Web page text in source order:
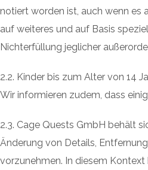
notiert worden ist, auch wenn es
auf weiteres und auf Basis
Nichterfüllung jeglicher
2.2. Kinder bis zum Alter von 14
Wir informieren zudem, dass
2.3. Cage Quests GmbH behält
Änderung von Details,
vorzunehmen. In diesem